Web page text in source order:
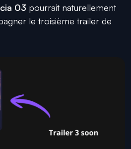
03 pourrait naturellement
le troisième trailer de